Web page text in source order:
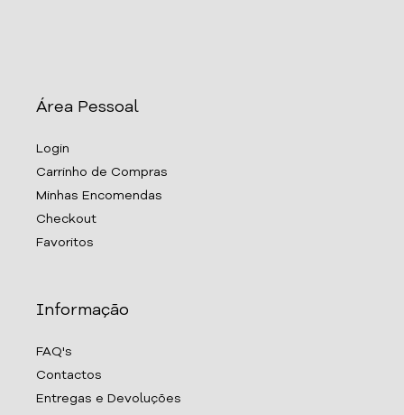
Área Pessoal
Login
Carrinho de Compras
Minhas Encomendas
Checkout
Favoritos
Informação
FAQ's
Contactos
Entregas e Devoluções